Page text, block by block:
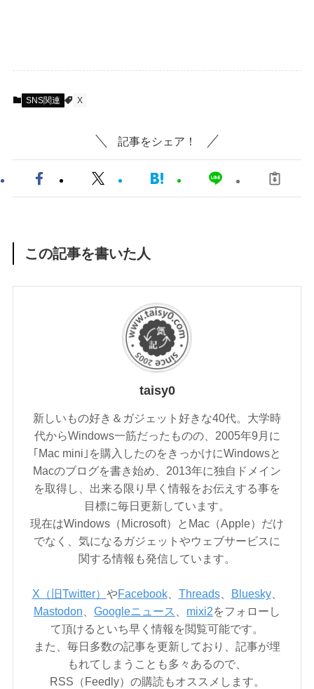
SNS関連 X
記事をシェア！
この記事を書いた人
taisy0
新しいもの好き＆ガジェット好きな40代。大学時
代からWindows一筋だったものの、2005年9月に
｢Mac mini｣を購入したのをきっかけにWindowsと
Macのブログを書き始め、2013年に独自ドメイン
を取得し、出来る限り早く情報をお伝えする事を
目標に毎日更新しています。
現在はWindows（Microsoft）とMac（Apple）だけ
でなく、気になるガジェットやウェブサービスに
関する情報も発信しています。
X（旧Twitter） やFacebook、 Threads、 Bluesky、
Mastodon
Googleニュース mixi2をフォローし
て頂けるといち早く情報を閲覧可能です。
また、毎日多数の記事を更新しており、記事が埋
もれてしまうことも多々あるので、
RSS（Feedly）の購読もオススメします。